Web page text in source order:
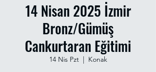
14 Nisan 2025 İzmir
Bronz/Gümüş
Cankurtaran Eğitimi
14 Nis Pzt
  |
Konak